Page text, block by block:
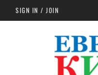
Skip to main content
SIGN IN / JOIN